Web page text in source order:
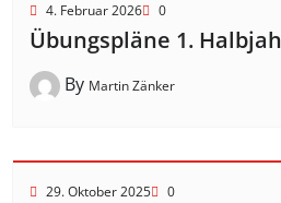
4. Februar 2026 0
Übungspläne 1.
By Martin Zänker
29. Oktober 2025 0